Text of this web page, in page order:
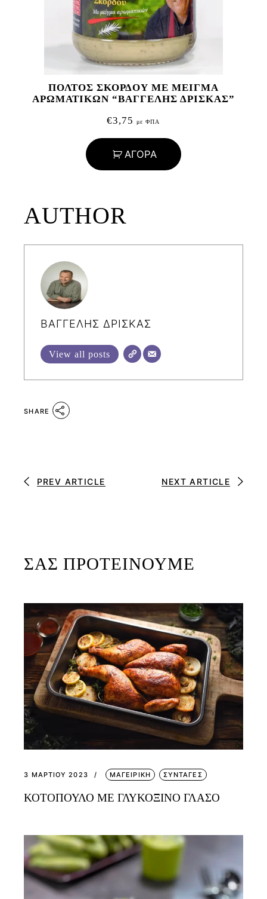
ΠΟΛΤΟΣ ΣΚΟΡΔΟΥ ΜΕ ΜΕΙΓΜΑ
ΑΡΩΜΑΤΙΚΩΝ “ΒΑΓΓΕΛΗΣ ΔΡΙΣΚΑΣ”
€3,75 με ΦΠΑ
ΑΓΟΡΑ
AUTHOR
ΒΑΓΓΕΛΗΣ ΔΡΙΣΚΑΣ
View all posts
SHARE
PREV ARTICLE NEXT ARTICLE
ΣΑΣ ΠΡΟΤΕΙΝΟΥΜΕ
3 ΜΑΡΤΊΟΥ 2023 ΜΑΓΕΙΡΙΚΗ ΣΥΝΤΑΓΕΣ
ΚΟΤΟΠΟΥΛΟ ΜΕ ΓΛΥΚΟΞΙΝΟ ΓΛΑΣΟ